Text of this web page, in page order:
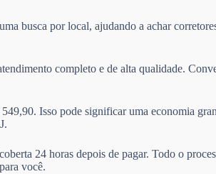
busca por local, ajudando a achar
completo e de alta qualidade.
Isso pode significar uma economia
24 horas depois de pagar. Todo o
você.